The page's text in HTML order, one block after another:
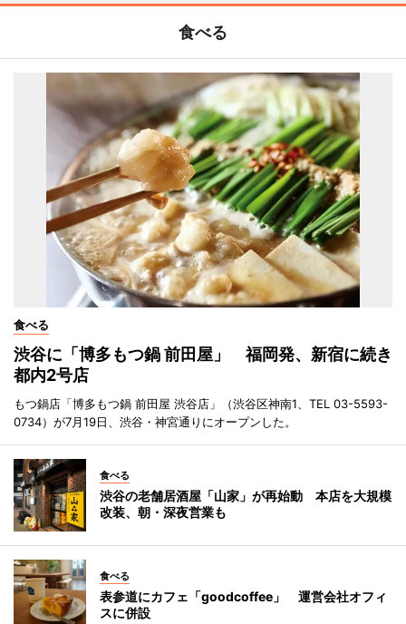
食べる
食べる
渋谷に「博多もつ鍋 前田屋」 福岡発、新宿に続き
都内2号店
もつ鍋店「博多もつ鍋 前田屋 渋谷店」（渋谷区神南1、TEL 03-5593-
0734）が7月19日、渋谷・神宮通りにオープンした。
食べる
渋谷の老舗居酒屋「山家」が再始動 本店を大規模
改装、朝・深夜営業も
食べる
表参道にカフェ「goodcoffee」 運営会社オフィ
スに併設